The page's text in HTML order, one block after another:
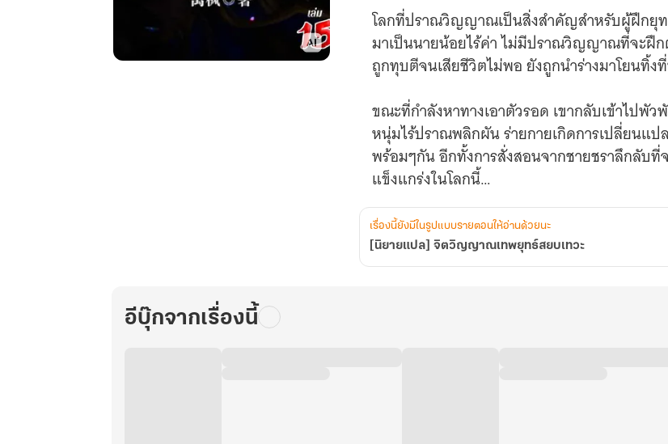
โลกที่ปราณวิญญาณเป็นสิ่งสำคัญสำหรับผู้ฝึกยุ
มาเป็นนายน้อยไร้ค่า ไม่มีปราณวิญญาณที่จะฝึก
ถูกทุบตีจนเสียชีวิตไม่พอ ยังถูกนำร่างมาโยนทิ้
ขณะที่กำลังหาทางเอาตัวรอด เขากลับเข้าไปพั
หนุ่มไร้ปราณพลิกผัน ร่ายกายเกิดการเปลี่ยน
พร้อมๆกัน อีกทั้งการสั่งสอนจากชายชราลึกลับที่
แข็งแกร่งในโลกนี้
เส้นทางการก้าวขึ้นสู่ผู้แข็งแกร่ง ครอบครองอำ
เรื่องนี้ยังมีในรูปแบบรายตอนให้อ่านด้วยนะ
[นิยายแปล] จิตวิญญาณเทพยุทธ์สยบเทวะ
อีบุ๊กจากเรื่องนี้